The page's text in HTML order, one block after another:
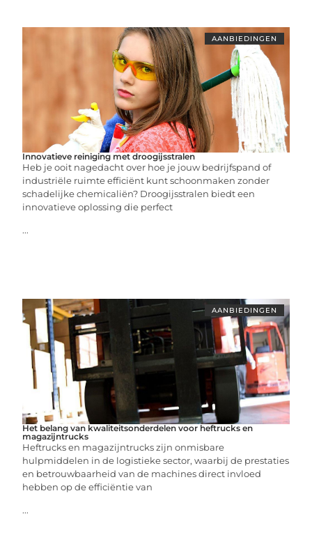
AANBIEDINGEN
Innovatieve reiniging met droogijsstralen
Heb je ooit nagedacht over hoe je jouw bedrijfspand of
industriële ruimte efficiënt kunt schoonmaken zonder
schadelijke chemicaliën? Droogijsstralen biedt een
innovatieve oplossing die perfect
...
AANBIEDINGEN
Het belang van kwaliteitsonderdelen voor heftrucks en
magazijntrucks
Heftrucks en magazijntrucks zijn onmisbare
hulpmiddelen in de logistieke sector, waarbij de prestaties
en betrouwbaarheid van de machines direct invloed
hebben op de efficiëntie van
...